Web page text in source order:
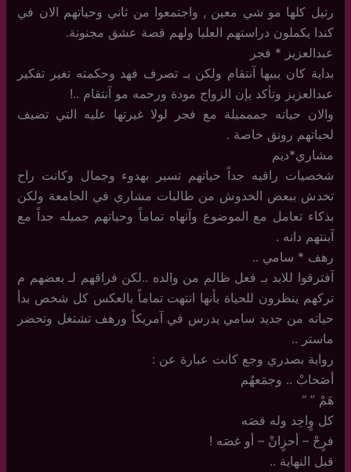
رتيل كلها مو شي معين , واجتمعوا من ثاني وحياتهم الان في
كندا يكملون دراستهم العليا ولهم قصة عشق مجنونة.
عبدالعزيز * فجر
بداية كان يبيها آنتقام ولكن بـ تصرف فهد وحكمته تغير تفكير
عبدالعزيز وتأكد بإن الزواج مودة ورحمه مو آنتقام ..!
والان حياته جممميلة مع فجر لولا غيرتها عليه التي تضيف
لحياتهم رونق خاصة .
مشاري*ديم
شخصيات راقيه جداً حياتهم تسير بهدوء وجمال وكانت راح
تخدش ببعض الخدوش من طالبات مشاري في الجامعة ولكن
بذكاء تعامل مع الموضوع وآنهاه تماماً وحياتهم جميله جداً مع
آبنتهم دانه .
رهف * سامي ..
آفترقوا للابد بـ فعل ظالم من والده ..لكن فراقهم لـ بعضهم م
تركهم ينظرون للحياة بأنها انتهت تماماً بالعكس كل شخص بدأ
حياته من جديد سامي يدرس في آمريكاً ورهف تشتغل وتحضر
ماستر ..
رواية بصدري وجع كانت عبارة عن :
أصَحابْ .. وجمَعهُم
هَمْ ” “
كل وٍاحِد وله قصَه
فرٍحْ – أحزٍانْ – أو غصَه !
قبل النهاية ..